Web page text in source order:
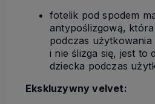
fotelik pod spodem
antypoślizgową,
podczas
i nie ślizga się, jest to
dziecka podczas
Ekskluzywny velvet: